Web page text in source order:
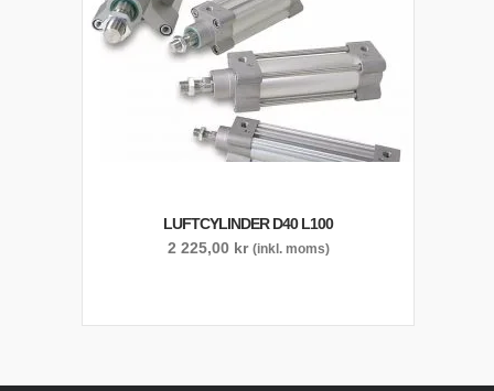
LUFTCYLINDER D40 L100
2 225,00 kr (inkl. moms)